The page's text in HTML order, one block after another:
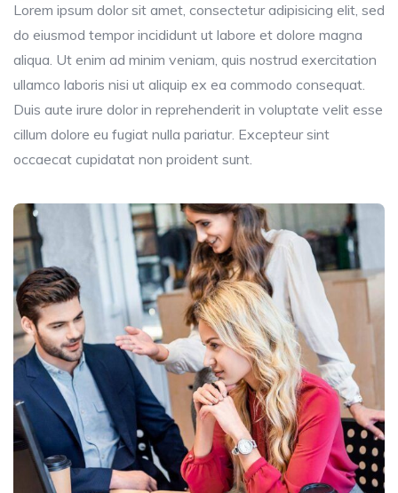
Lorem ipsum dolor sit amet, consectetur adipisicing elit, sed
do eiusmod tempor incididunt ut labore et dolore magna
aliqua. Ut enim ad minim veniam, quis nostrud exercitation
ullamco laboris nisi ut aliquip ex ea commodo consequat.
Duis aute irure dolor in reprehenderit in voluptate velit esse
cillum dolore eu fugiat nulla pariatur. Excepteur sint
occaecat cupidatat non proident sunt.